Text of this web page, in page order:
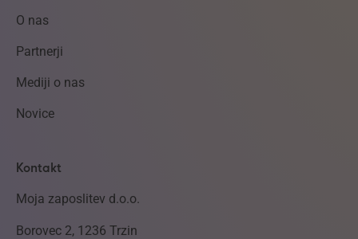
O nas
Partnerji
Mediji o nas
Novice
Kontakt
Moja zaposlitev d.o.o.
Borovec 2, 1236 Trzin